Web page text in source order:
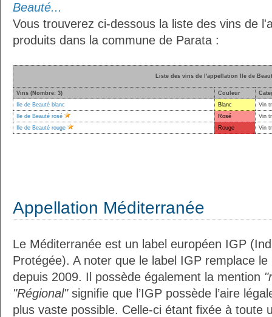
Beauté...
Vous trouverez ci-dessous la liste des vins de
produits dans la commune de Parata :
Liste des vins de l'appellation Ile de
Vins (Nombre: 3) Couleur
Ile de Beauté blanc
Blanc
Vin
Ile de Beauté rosé
Rosé
Vin
Ile de Beauté rouge
Rouge Vin
Appellation Méditerranée
Le Méditerranée est un label européen IGP
Protégée). A noter que le label IGP remplace
depuis 2009. Il possède également la mention
"Régional"signifie que l’IGP possède l’aire
plus vaste possible. Celle-ci étant fixée à toute